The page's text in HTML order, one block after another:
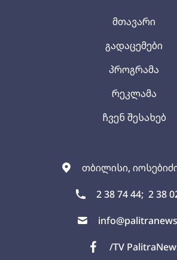
თბილისი,
2 38 74 44; 2 38
/TV
მთავარი
გადაცემები
პროგრამა
რეკლამა
ჩვენ შესახებ